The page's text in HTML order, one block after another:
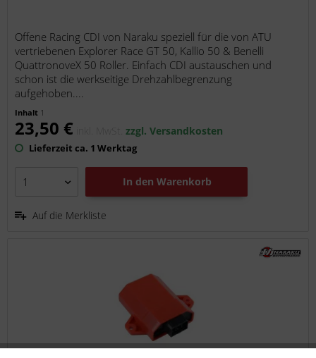
Offene Racing CDI von Naraku speziell für die von ATU
vertriebenen Explorer Race GT 50, Kallio 50 & Benelli
QuattronoveX 50 Roller. Einfach CDI austauschen und
schon ist die werkseitige Drehzahlbegrenzung
aufgehoben....
Inhalt 1
23,50 € inkl. MwSt.zzgl. Versandkosten
Lieferzeit ca. 1 Werktag
In den Warenkorb
Auf die Merkliste